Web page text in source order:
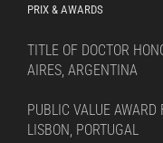
PRIX & AWARDS
TITLE OF DOCTOR
AIRES, ARGENTINA
PUBLIC VALUE
LISBON, PORTUGAL